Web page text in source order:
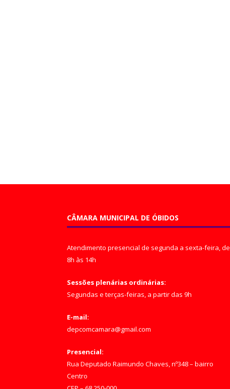
CÂMARA MUNICIPAL DE ÓBIDOS
Atendimento presencial de segunda a sexta-feira, de
8h às 14h
Sessões plenárias ordinárias:
Segundas e terças-feiras, a partir das 9h
E-mail:
depcomcamara@gmail.com
Presencial:
Rua Deputado Raimundo Chaves, nº348 – bairro
Centro